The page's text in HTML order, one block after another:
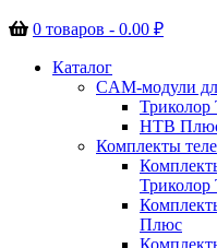
0 товаров - 0.00 ₽
Каталог
CAM-модули
Триколор
НТВ
Комплекты
Триколор
Плюс